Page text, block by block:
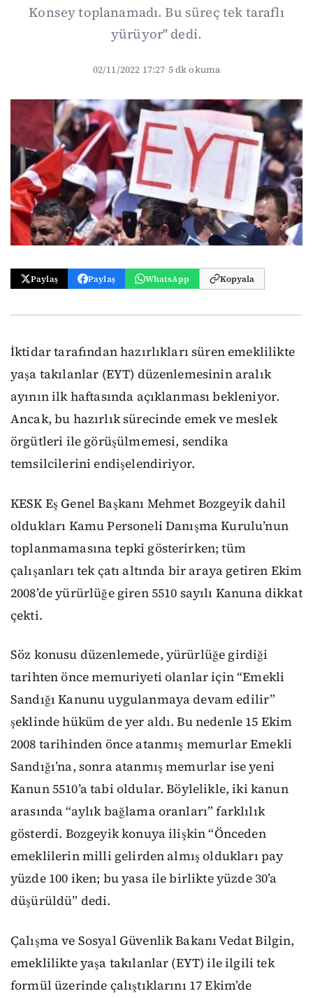
Konsey toplanamadı. Bu süreç tek taraflı
yürüyor" dedi.
02/11/2022 17:27·5 dk okuma
Paylaş Paylaş WhatsApp Kopyala
İktidar tarafından hazırlıkları süren emeklilikte
yaşa takılanlar (EYT) düzenlemesinin aralık
ayının ilk haftasında açıklanması bekleniyor.
Ancak, bu hazırlık sürecinde emek ve meslek
örgütleri ile görüşülmemesi, sendika
temsilcilerini endişelendiriyor.
KESK Eş Genel Başkanı Mehmet Bozgeyik dahil
oldukları Kamu Personeli Danışma Kurulu’nun
toplanmamasına tepki gösterirken; tüm
çalışanları tek çatı altında bir araya getiren Ekim
2008’de yürürlüğe giren 5510 sayılı Kanuna dikkat
çekti.
Söz konusu düzenlemede, yürürlüğe girdiği
tarihten önce memuriyeti olanlar için “Emekli
Sandığı Kanunu uygulanmaya devam edilir”
şeklinde hüküm de yer aldı. Bu nedenle 15 Ekim
2008 tarihinden önce atanmış memurlar Emekli
Sandığı’na, sonra atanmış memurlar ise yeni
Kanun 5510’a tabi oldular. Böylelikle, iki kanun
arasında “aylık bağlama oranları” farklılık
gösterdi. Bozgeyik konuya ilişkin “Önceden
emeklilerin milli gelirden almış oldukları pay
yüzde 100 iken; bu yasa ile birlikte yüzde 30’a
düşürüldü” dedi.
Çalışma ve Sosyal Güvenlik Bakanı Vedat Bilgin,
emeklilikte yaşa takılanlar (EYT) ile ilgili tek
formül üzerinde çalıştıklarını 17 Ekim’de